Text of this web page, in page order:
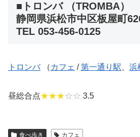
■トロンバ （TROMBA）
静岡県浜松市中区板屋町
TEL 053-456-0125
トロンバ（ カフェ /第一通り駅、 浜
昼総合点★★★☆☆ 3.5
食べ歩き カフェ